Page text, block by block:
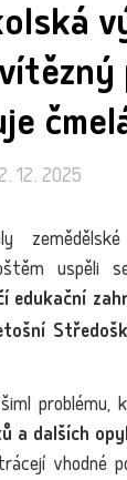
2. 12. 2025
uspěli
edukační
a dalších
vhodné